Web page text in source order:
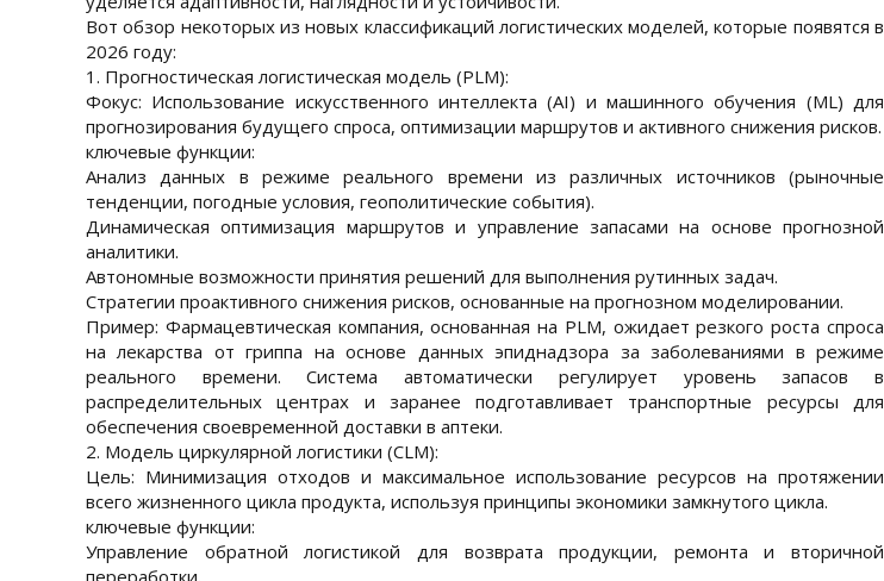
Вот обзор некоторых из новых классификаций логистических моделей, которые появятся в
2026 году:
1. Прогностическая логистическая модель (PLM):
Фокус: Использование искусственного интеллекта (AI) и машинного обучения (ML) для
прогнозирования будущего спроса, оптимизации маршрутов и активного снижения рисков.
ключевые функции:
Анализ данных в режиме реального времени из различных источников (рыночные
тенденции, погодные условия, геополитические события).
Динамическая оптимизация маршрутов и управление запасами на основе прогнозной
аналитики.
Автономные возможности принятия решений для выполнения рутинных задач.
Стратегии проактивного снижения рисков, основанные на прогнозном моделировании.
Пример: Фармацевтическая компания, основанная на PLM, ожидает резкого роста спроса
на лекарства от гриппа на основе данных эпиднадзора за заболеваниями в режиме
реального времени. Система автоматически регулирует уровень запасов в
распределительных центрах и заранее подготавливает транспортные ресурсы для
обеспечения своевременной доставки в аптеки.
2. Модель циркулярной логистики (CLM):
Цель: Минимизация отходов и максимальное использование ресурсов на протяжении
всего жизненного цикла продукта, используя принципы экономики замкнутого цикла.
ключевые функции:
Управление обратной логистикой для возврата продукции, ремонта и вторичной
переработки.